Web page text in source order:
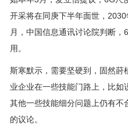
开采将在同庚下半年面世，
月，中国信息通讯讨论院判断
用。
斯寒默示，需要坚硬到，固然
业企业在一些技能门路上，比
其他一些技能细分问题上仍有不
的议论。